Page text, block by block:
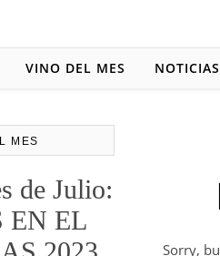
VINO DEL MES NOTICIAS
MES
de Julio:
EN EL
Sorry,